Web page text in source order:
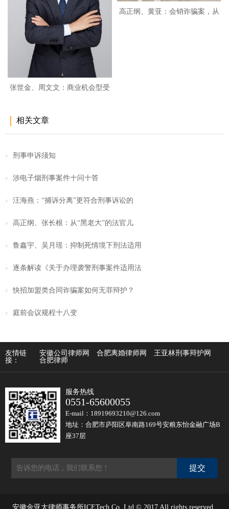
张世金、周文文：商业机会型受
高正纲、黄亚：会销诈骗案，从
相关文章
刑事申诉须知
涉电子烟刑事案件十问十答
汪海燕：“捕诉分离”更符合刑事诉讼的
高正纲、张长根：从“黑老大”的法官儿
鲁鑫宇、吴月瑶：抑制死情境下刑法适用
逐条解读《关于办理袭警刑事案件适用法
快招加盟类合同诈骗案如何无罪辩护？
庭前会议规程十八变
友情链
接：
安徽公司律师网 合肥离婚律师网
王亚林刑事辩护网
合肥律师
服务热线
0551-65600055
E-mail：18919693210@126.com
地址：合肥市庐阳区阜南路169号安粮东怡金融广场B
座37层
安徽金亚太律师事务所ICETech Co.,Ltd © 2017 All rights reserved .